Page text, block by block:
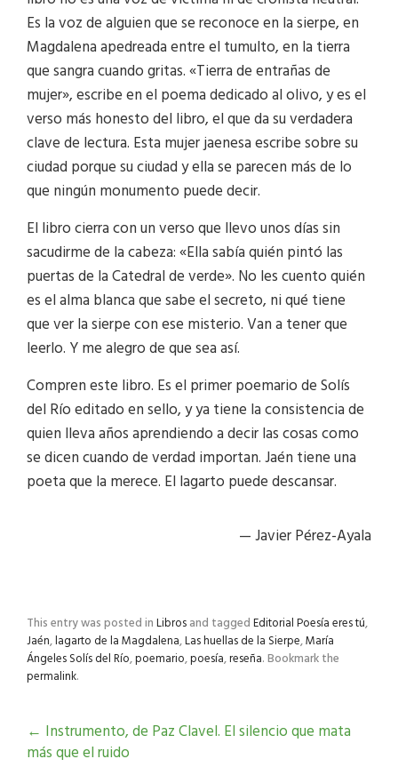
Es la voz de alguien que se reconoce en la sierpe, en
Magdalena apedreada entre el tumulto, en la tierra
que sangra cuando gritas. «Tierra de entrañas de
mujer», escribe en el poema dedicado al olivo, y es el
verso más honesto del libro, el que da su verdadera
clave de lectura. Esta mujer jaenesa escribe sobre su
ciudad porque su ciudad y ella se parecen más de lo
que ningún monumento puede decir.
El libro cierra con un verso que llevo unos días sin
sacudirme de la cabeza: «Ella sabía quién pintó las
puertas de la Catedral de verde». No les cuento quién
es el alma blanca que sabe el secreto, ni qué tiene
que ver la sierpe con ese misterio. Van a tener que
leerlo. Y me alegro de que sea así.
Compren este libro. Es el primer poemario de Solís
del Río editado en sello, y ya tiene la consistencia de
quien lleva años aprendiendo a decir las cosas como
se dicen cuando de verdad importan. Jaén tiene una
poeta que la merece. El lagarto puede descansar.
— Javier Pérez-Ayala
This entry was posted inLibrosand taggedEditorial Poesía eres tú,
Jaén,lagarto de la Magdalena,Las huellas de la Sierpe,María
Ángeles Solís del Río,poemario,poesía,reseña. Bookmark the
permalink.
← Instrumento, de Paz Clavel. El silencio que mata
más que el ruido